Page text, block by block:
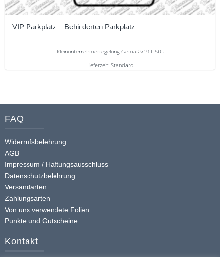
VIP Parkplatz – Behinderten Parkplatz
Kleinunternehmerregelung Gemäß §19 UStG
Lieferzeit: Standard
weist
mehrere
auf.
Die
Optionen
können
auf
der
Produktseite
gewählt
werden
FAQ
Widerrufsbelehrung
AGB
Impressum / Haftungsausschluss
Datenschutzbelehrung
Versandarten
Zahlungsarten
Von uns verwendete Folien
Punkte und Gutscheine
Kontakt